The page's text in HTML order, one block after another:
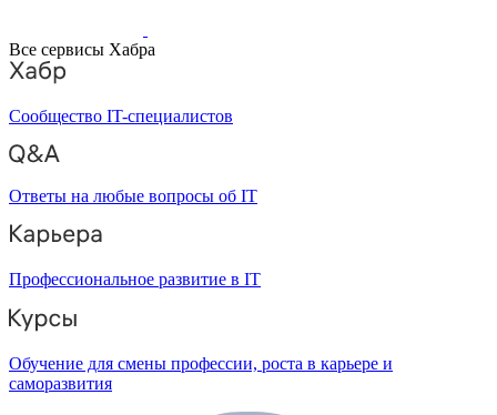
Все сервисы Хабра
Сообщество IT-специалистов
Ответы на любые вопросы об IT
Профессиональное развитие в IT
Обучение для смены профессии, роста в карьере и
саморазвития